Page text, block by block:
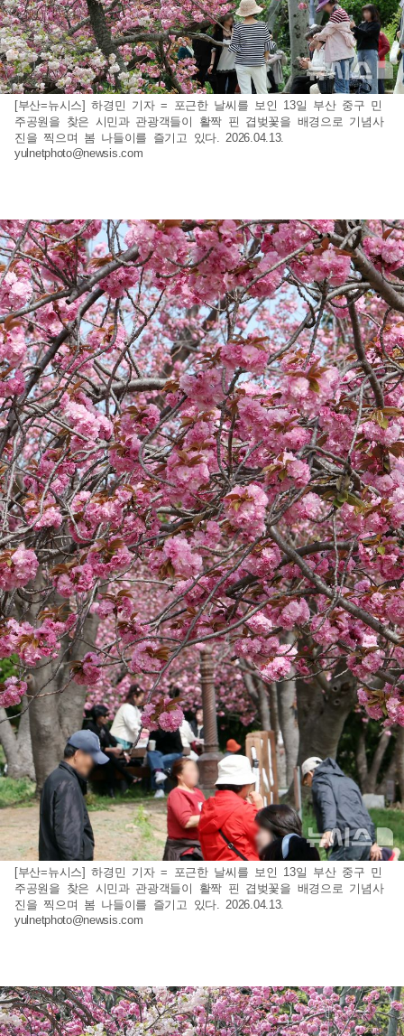
[부산=뉴시스] 하경민 기자 = 포근한 날씨를 보인 13일 부산 중구 민
주공원을 찾은 시민과 관광객들이 활짝 핀 겹벚꽃을 배경으로 기념사
진을 찍으며 봄 나들이를 즐기고 있다. 2026.04.13.
yulnetphoto@newsis.com
[부산=뉴시스] 하경민 기자 = 포근한 날씨를 보인 13일 부산 중구 민
주공원을 찾은 시민과 관광객들이 활짝 핀 겹벚꽃을 배경으로 기념사
진을 찍으며 봄 나들이를 즐기고 있다. 2026.04.13.
yulnetphoto@newsis.com